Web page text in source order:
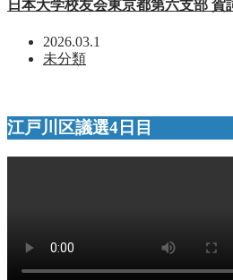
日本大学校友会東京都第六支部 賀
2026.03.1
未分類
江戸川区議選4日目